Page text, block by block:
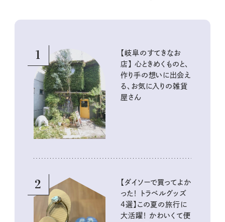
1
【岐阜のすてきなお
店】 心ときめくものと、
作り手の想いに出会え
る、お気に入りの雑貨
屋さん
2
【ダイソーで買ってよか
った！ トラベルグッズ
4選】この夏の旅行に
大活躍！ かわいくて便